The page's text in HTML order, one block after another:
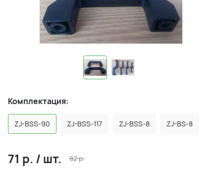
Комплектация:
ZJ-BSS-90 ZJ-BSS-117 ZJ-BSS-8 ZJ-BS-8
71 р. / шт. 82р.